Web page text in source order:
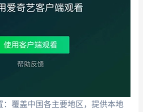
：覆盖中国各主要地区，提供本地